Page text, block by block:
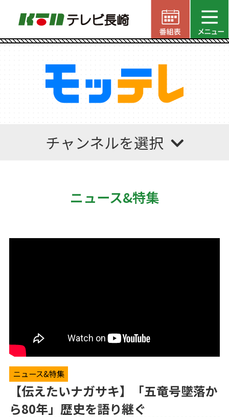
チャンネルを選択
ニュース&特集
ニュース&特集
【伝えたいナガサキ】「五竜号墜落か
ら80年」歴史を語り継ぐ